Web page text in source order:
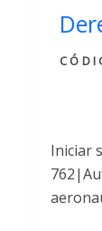
Iniciar